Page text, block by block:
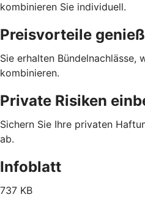
kombinieren Sie individuell.
Preisvorteile
Sie erhalten Bündelnachlässe,
kombinieren.
Private Risiken
Sichern Sie Ihre privaten
ab.
Infoblatt
737 KB